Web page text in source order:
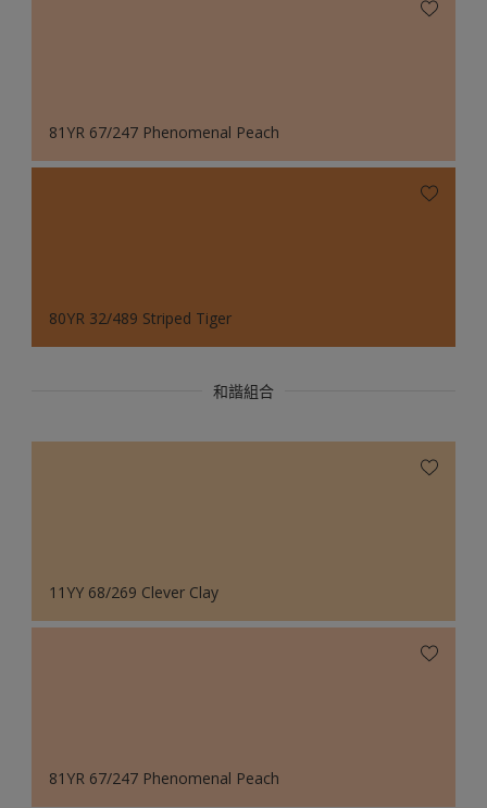
81YR 67/247 Phenomenal Peach
80YR 32/489 Striped Tiger
和諧組合
11YY 68/269 Clever Clay
81YR 67/247 Phenomenal Peach